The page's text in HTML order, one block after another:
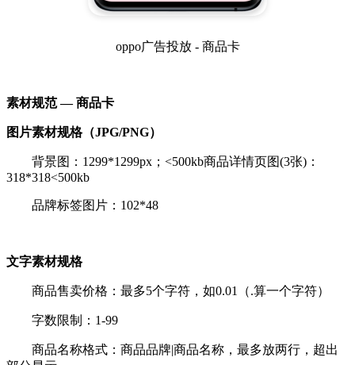
oppo广告投放 - 商品卡
素材规范 — 商品卡
图片素材规格（JPG/PNG）
背景图：1299*1299px；<500kb商品详情页图(3张)：
318*318<500kb
品牌标签图片：102*48
文字素材规格
商品售卖价格：最多5个字符，如0.01（.算一个字符）
字数限制：1-99
商品名称格式：商品品牌|商品名称，最多放两行，超出